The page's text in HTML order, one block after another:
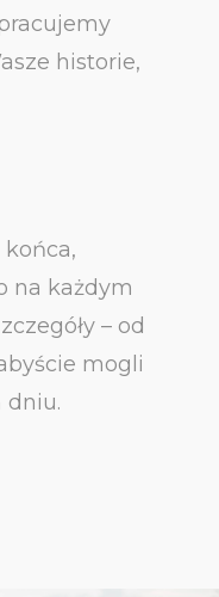
historie,
na każdym
– od
mogli
dniu.